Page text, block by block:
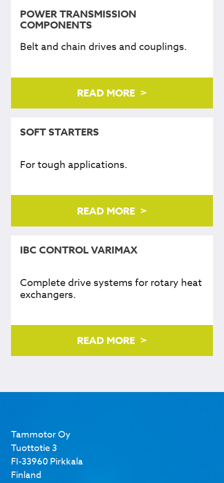
POWER TRANSMISSION
COMPONENTS
Belt and chain drives and couplings.
READ MORE
SOFT STARTERS
For tough applications.
READ MORE
IBC CONTROL VARIMAX
Complete drive systems for rotary heat
exchangers.
READ MORE
Tammotor Oy
Tuottotie 3
FI-33960 Pirkkala
Finland